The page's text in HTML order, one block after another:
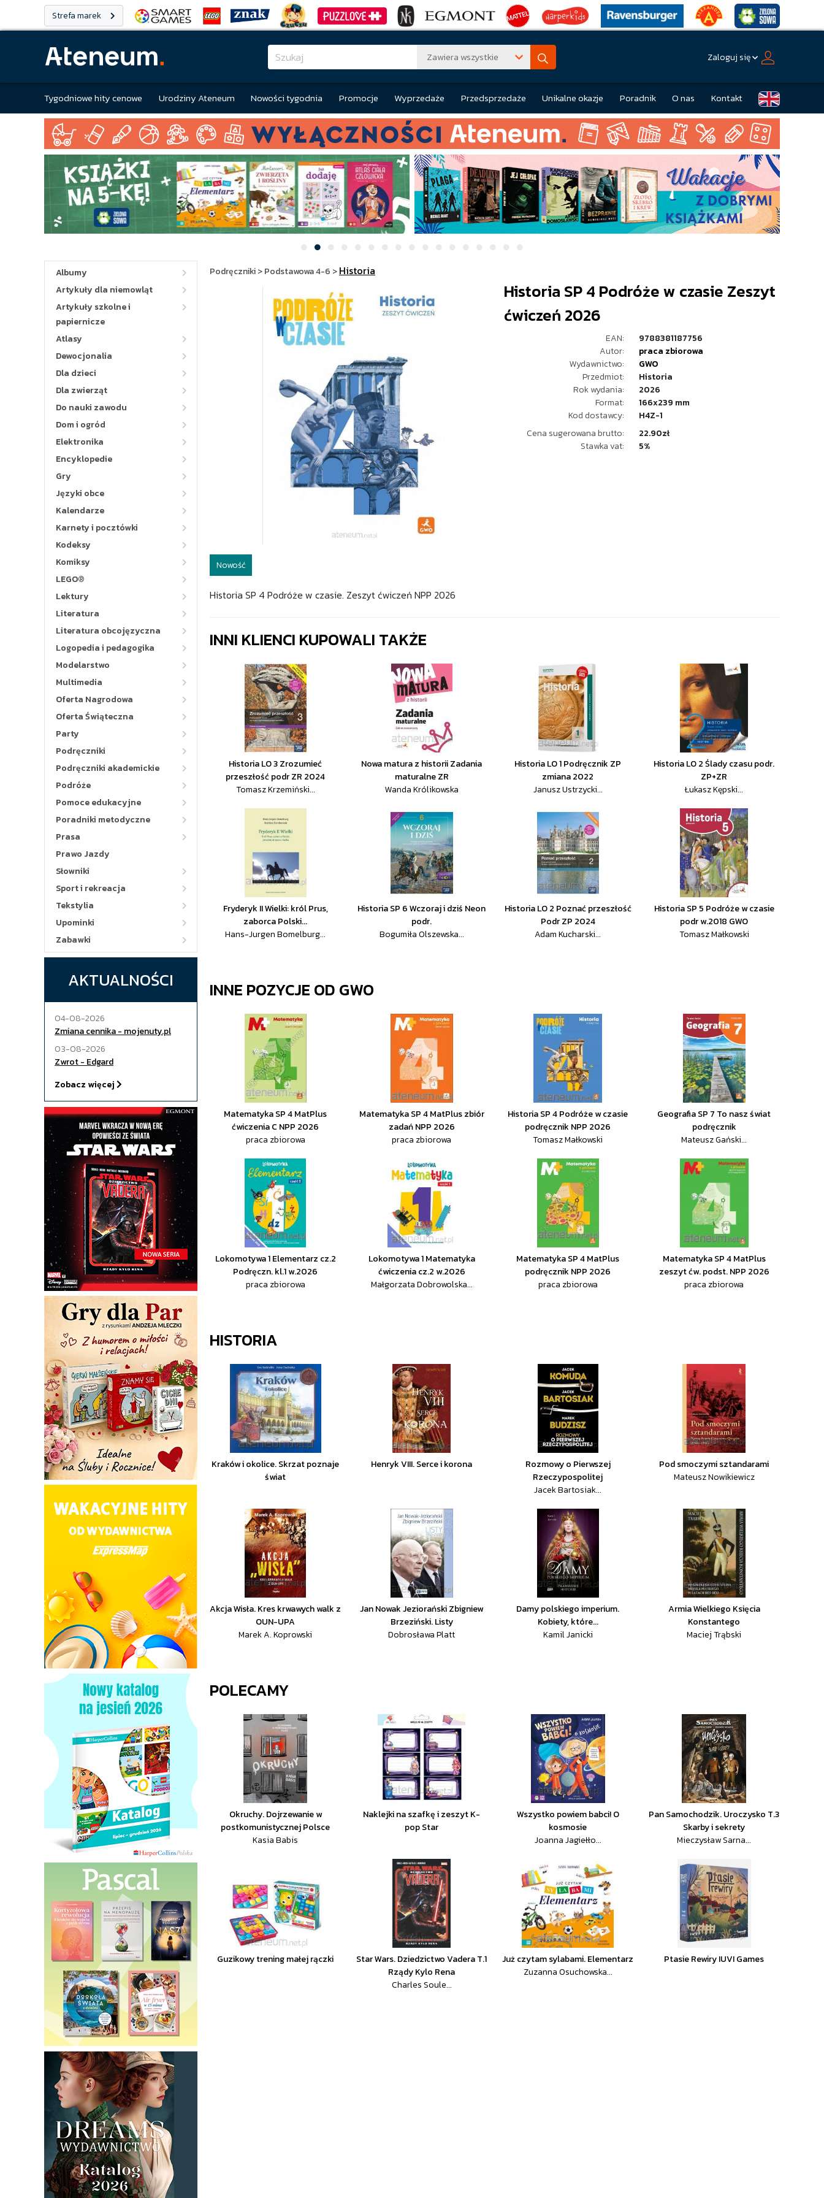
Strefa marek
Zawiera wszystkie Zaloguj się
Tygodniowe hity cenowe Urodziny Ateneum Nowości tygodnia Promocje Wyprzedaże Przedsprzedaże Unikalne okazje Poradnik O nas Kontakt
Albumy
Artykuły dla niemowląt
Artykuły szkolne i
papiernicze
Atlasy
Dewocjonalia
Dla dzieci
Dla zwierząt
Do nauki zawodu
Dom i ogród
Elektronika
Encyklopedie
Gry
Języki obce
Kalendarze
Karnety i pocztówki
Kodeksy
Komiksy
LEGO®
Lektury
Literatura
Literatura obcojęzyczna
Logopedia i pedagogika
Modelarstwo
Multimedia
Oferta Nagrodowa
Oferta Świąteczna
Party
Podręczniki
Podręczniki akademickie
Podróże
Pomoce edukacyjne
Poradniki metodyczne
Prasa
Prawo Jazdy
Słowniki
Sport i rekreacja
Tekstylia
Upominki
Zabawki
AKTUALNOŚCI
04-08-2026
Zmiana cennika - mojenuty.pl
03-08-2026
Zwrot - Edgard
Zobacz więcej
Podręczniki>Podstawowa 4-6 >Historia
Historia SP 4 Podróże w czasie Zeszyt
ćwiczeń 2026
EAN:
9788381187756
Autor:
praca zbiorowa
Wydawnictwo:
GWO
Przedmiot:
Historia
Rok wydania:
2026
Format:
166x239 mm
Kod dostawcy:
H4Z-1
Cena sugerowana brutto:
22.90zł
Stawka vat:
5%
Nowość
Historia SP 4 Podróże w czasie. Zeszyt ćwiczeń NPP 2026
INNI KLIENCI KUPOWALI TAKŻE
Historia LO 3 Zrozumieć
przeszłość podr ZR 2024
Tomasz Krzemiński...
Nowa matura z historii Zadania
maturalne ZR
Wanda Królikowska
Historia LO 1 Podręcznik ZP
zmiana 2022
Janusz Ustrzycki...
Historia LO 2 Ślady czasu podr.
ZP+ZR
Łukasz Kępski...
Fryderyk II Wielki: król Prus,
zaborca Polski...
Hans-Jurgen Bomelburg...
Historia SP 6 Wczoraj i dziś Neon
podr.
Bogumiła Olszewska...
Historia LO 2 Poznać przeszłość
Podr ZP 2024
Adam Kucharski...
Historia SP 5 Podróże w czasie
podr w.2018 GWO
Tomasz Małkowski
INNE POZYCJE OD GWO
Matematyka SP 4 MatPlus
ćwiczenia C NPP 2026
praca zbiorowa
Matematyka SP 4 MatPlus zbiór
zadań NPP 2026
praca zbiorowa
Historia SP 4 Podróże w czasie
podręcznik NPP 2026
Tomasz Małkowski
Geografia SP 7 To nasz świat
podręcznik
Mateusz Gański...
Lokomotywa 1 Elementarz cz.2
Podręczn. kl.1 w.2026
praca zbiorowa
Lokomotywa 1 Matematyka
ćwiczenia cz.2 w.2026
Małgorzata Dobrowolska...
Matematyka SP 4 MatPlus
podręcznik NPP 2026
praca zbiorowa
Matematyka SP 4 MatPlus
zeszyt ćw. podst. NPP 2026
praca zbiorowa
HISTORIA
Kraków i okolice. Skrzat poznaje
świat
Henryk VIII. Serce i korona
Rozmowy o Pierwszej
Rzeczypospolitej
Jacek Bartosiak...
Pod smoczymi sztandarami
Mateusz Nowikiewicz
Akcja Wisła. Kres krwawych walk z
OUN-UPA
Marek A. Koprowski
Jan Nowak Jeziorański Zbigniew
Brzeziński. Listy
Dobrosława Platt
Damy polskiego imperium.
Kobiety, które...
Kamil Janicki
Armia Wielkiego Księcia
Konstantego
Maciej Trąbski
POLECAMY
Okruchy. Dojrzewanie w
postkomunistycznej Polsce
Kasia Babis
Naklejki na szafkę i zeszyt K-
pop Star
Wszystko powiem babci! O
kosmosie
Joanna Jagiełło...
Pan Samochodzik. Uroczysko T.3
Skarby i sekrety
Mieczysław Sarna...
Guzikowy trening małej rączki
Star Wars. Dziedzictwo Vadera T.1
Rządy Kylo Rena
Charles Soule...
Już czytam sylabami. Elementarz
Zuzanna Osuchowska...
Ptasie Rewiry IUVI Games